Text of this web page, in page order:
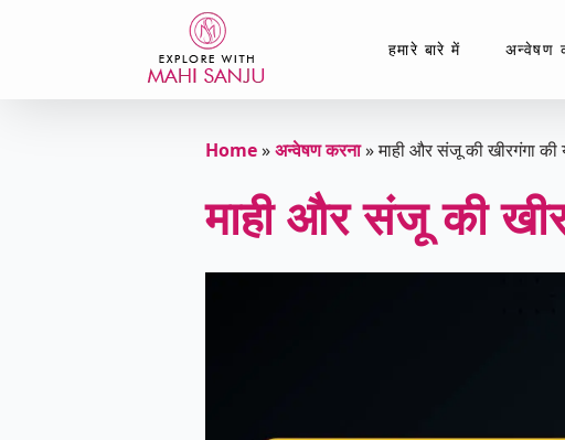
हमारे बारे में अन्वेषण
Home»अन्वेषण करना»माही और संजू की खीरगंगा की
माही और संजू की